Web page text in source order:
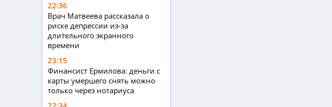
22:36
Врач Матвеева рассказала о
риске депрессии из-за
длительного экранного
времени
23:15
Финансист Ермилова: деньги с
карты умершего снять можно
только через нотариуса